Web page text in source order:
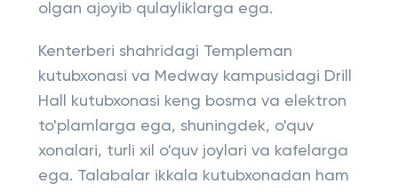
olgan ajoyib qulayliklarga ega.
Kenterberi shahridagi Templeman
kutubxonasi va Medway kampusidagi Drill
Hall kutubxonasi keng bosma va elektron
to'plamlarga ega, shuningdek, o'quv
xonalari, turli xil o'quv joylari va kafelarga
ega. Talabalar ikkala kutubxonadan ham